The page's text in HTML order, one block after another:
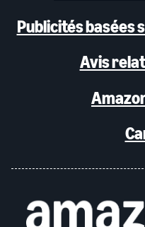
Publicités basées
Avis